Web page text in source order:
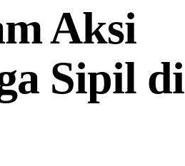
Aksi
Sipil di